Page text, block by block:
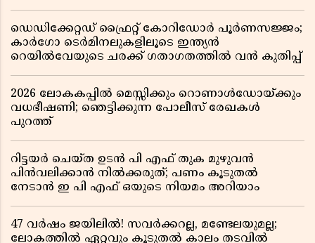
ഡെഡിക്കേറ്റഡ് ഫ്രൈറ്റ് കോറിഡോർ പൂർണസജ്ജം;
കാർഗോ ടെർമിനലുകളിലൂടെ ഇന്ത്യൻ
റെയിൽവേയുടെ ചരക്ക് ഗതാഗതത്തിൽ വൻ കുതിപ്പ്
2026 ലോകകപ്പിൽ മെസ്സിക്കും റൊണാൾഡോയ്ക്കും
വധഭീഷണി; ഞെട്ടിക്കുന്ന പോലീസ് രേഖകൾ
പുറത്ത്
റിട്ടയർ ചെയ്ത ഉടൻ പി എഫ് തുക മുഴുവൻ
പിൻവലിക്കാൻ നിൽക്കരുത്; പണം കൂടുതൽ
നേടാൻ ഇ പി എഫ് ഒയുടെ നിയമം അറിയാം
47 വർഷം ജയിലിൽ! സവർക്കറല്ല, മണ്ടേലയുമല്ല;
ലോകത്തിൽ ഏറ്റവും കൂടുതൽ കാലം തടവിൽ